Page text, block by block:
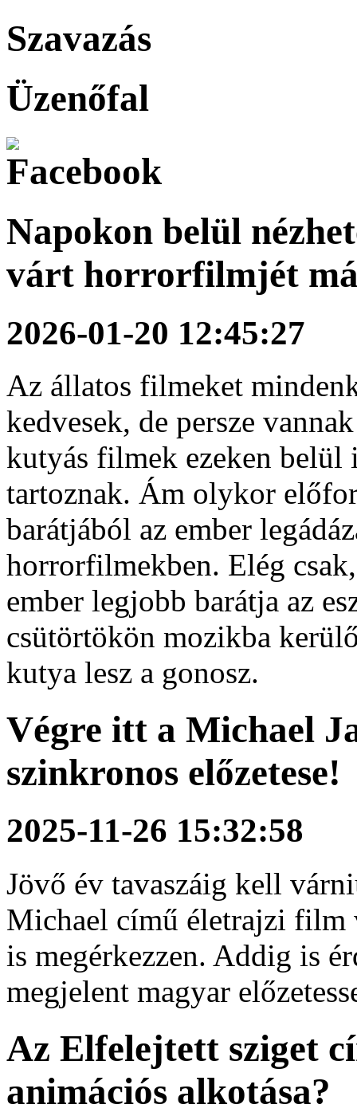
Szavazás
Üzenőfal
Napokon belül
várt horrorfilmjét
2026-01-20 12:45:27
Az állatos filmeket
kedvesek, de persze
kutyás filmek ezeken belül
tartoznak. Ám olykor
barátjából az ember
horrorfilmekben. Elég
ember legjobb barátja az
csütörtökön mozikba
kutya lesz a gonosz.
Végre itt a Michael
szinkronos előzetese!
2025-11-26 15:32:58
Jövő év tavaszáig kell
Michael című életrajzi film
is megérkezzen. Addig is
megjelent magyar
Az Elfelejtett sziget
animációs alkotása?